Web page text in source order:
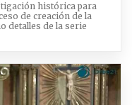
histórica para
de creación de la
detalles de la serie